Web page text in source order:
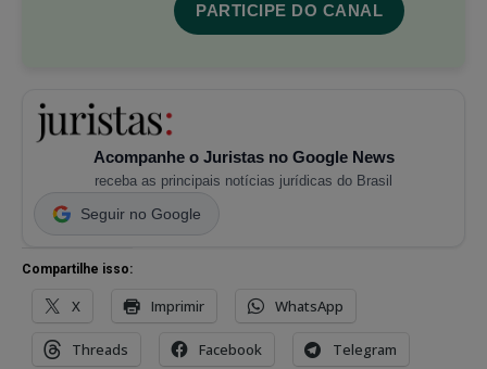
PARTICIPE DO CANAL
Acompanhe o Juristas no Google News
receba as principais notícias jurídicas do Brasil
Seguir no Google
Compartilhe isso:
X Imprimir WhatsApp
Threads Facebook Telegram